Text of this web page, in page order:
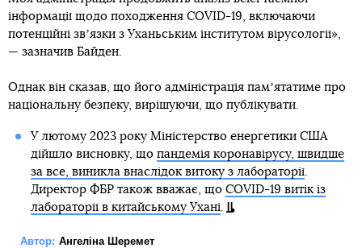
інформації щодо походження COVID-19, включаючи
потенційні звʼязки з Уханьським інститутом вірусології»,
— зазначив Байден.
Однак він сказав, що його адміністрація памʼятатиме про
національну безпеку, вирішуючи, що публікувати.
У лютому 2023 року Міністерство енергетики США
дійшло висновку, що пандемія коронавірусу, швидше
за все, виникла внаслідок витоку з лабораторії.
Директор ФБР також вважає, що COVID-19 витік із
лабораторії в китайському Ухані.
Автор: Ангеліна Шеремет